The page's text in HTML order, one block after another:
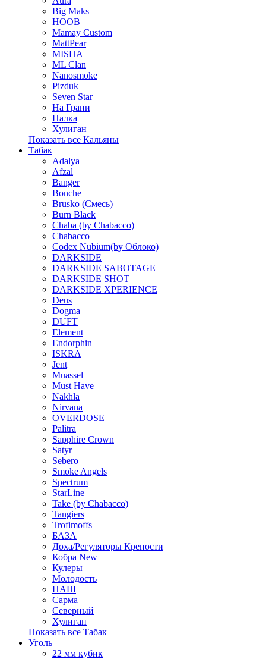
Big Maks
HOOB
Mamay Custom
MattPear
MISHA
ML Clan
Nanosmoke
Pizduk
Seven Star
На Грани
Палка
Хулиган
Показать все Кальяны
Табак
Adalya
Afzal
Banger
Bonche
Brusko (Смесь)
Burn Black
Chaba (by Chabacco)
Chabacco
Codex Nubium(by Облоко)
DARKSIDE
DARKSIDE SABOTAGE
DARKSIDE SHOT
DARKSIDE XPERIENCE
Deus
Dogma
DUFT
Element
Endorphin
ISKRA
Jent
Muassel
Must Have
Nakhla
Nirvana
OVERDOSE
Palitra
Sapphire Crown
Satyr
Sebero
Smoke Angels
Spectrum
StarLine
Take (by Chabacco)
Tangiers
Trofimoffs
БАЗА
Доха/Регуляторы Крепости
Кобра New
Кулеры
Молодость
НАШ
Сарма
Северный
Хулиган
Показать все Табак
Уголь
22 мм кубик